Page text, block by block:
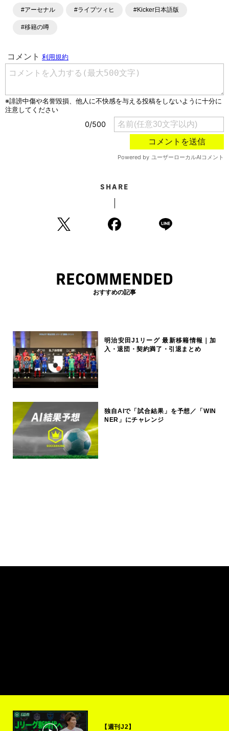
#アーセナル #ライプツィヒ #Kicker日本語版
#移籍の噂
SHARE
RECOMMENDED
おすすめの記事
明治安田J1リーグ 最新移籍情報｜加
入・退団・契約満了・引退まとめ
独自AIで「試合結果」を予想／「WIN
NER」にチャレンジ
【週刊J2】